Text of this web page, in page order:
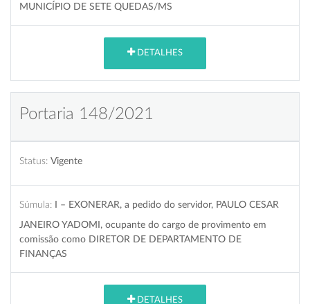
MUNICÍPIO DE SETE QUEDAS/MS
DETALHES
Portaria 148/2021
Status: Vigente
Súmula: I – EXONERAR, a pedido do servidor, PAULO CESAR
JANEIRO YADOMI, ocupante do cargo de provimento em
comissão como DIRETOR DE DEPARTAMENTO DE
FINANÇAS
DETALHES